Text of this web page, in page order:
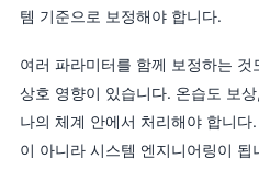
템 기준으로 보정해야 합니다.
여러 파라미터를 함께 보정하는
상호 영향이 있습니다. 온습도 보
나의 체계 안에서 처리해야 합니
이 아니라 시스템 엔지니어링이 됩